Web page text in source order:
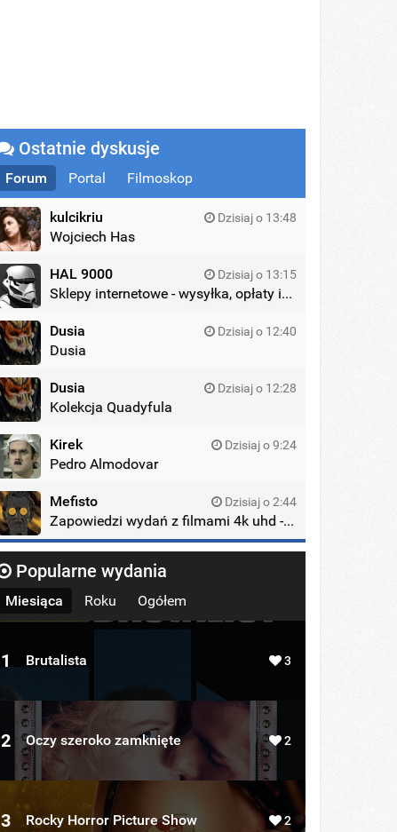
Ostatnie dyskusje
Forum Portal Filmoskop
kulcikriu Dzisiaj o 13:48
Wojciech Has
HAL 9000 Dzisiaj o 13:15
Sklepy internetowe - wysyłka, opłaty itd.
Dusia Dzisiaj o 12:40
Dusia
Dusia Dzisiaj o 12:28
Kolekcja Quadyfula
Kirek Dzisiaj o 9:24
Pedro Almodovar
Mefisto Dzisiaj o 2:44
Zapowiedzi wydań z filmami 4k uhd - zagraniczne wydania
Popularne wydania
Miesiąca Roku Ogółem
1 Brutalista 3
2 Oczy szeroko zamknięte 2
3 Rocky Horror Picture Show 2